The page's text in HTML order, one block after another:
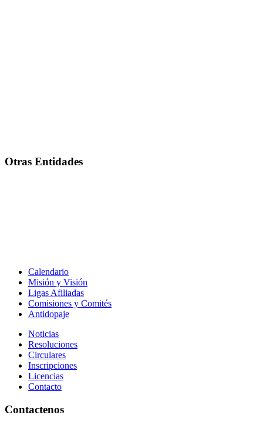
Otras Entidades
Calendario
Misión y Visión
Ligas Afiliadas
Comisiones y Comités
Antidopaje
Noticias
Resoluciones
Circulares
Inscripciones
Licencias
Contacto
Contactenos